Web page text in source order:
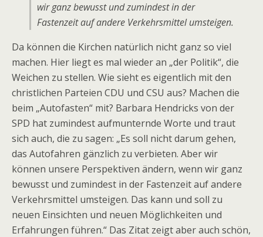
wir ganz bewusst und zumindest in der
Fastenzeit auf andere Verkehrsmittel umsteigen.
Da können die Kirchen natürlich nicht ganz so viel
machen. Hier liegt es mal wieder an „der Politik“, die
Weichen zu stellen. Wie sieht es eigentlich mit den
christlichen Parteien CDU und CSU aus? Machen die
beim „Autofasten“ mit? Barbara Hendricks von der
SPD hat zumindest aufmunternde Worte und traut
sich auch, die zu sagen: „Es soll nicht darum gehen,
das Autofahren gänzlich zu verbieten. Aber wir
können unsere Perspektiven ändern, wenn wir ganz
bewusst und zumindest in der Fastenzeit auf andere
Verkehrsmittel umsteigen. Das kann und soll zu
neuen Einsichten und neuen Möglichkeiten und
Erfahrungen führen.“ Das Zitat zeigt aber auch schön,